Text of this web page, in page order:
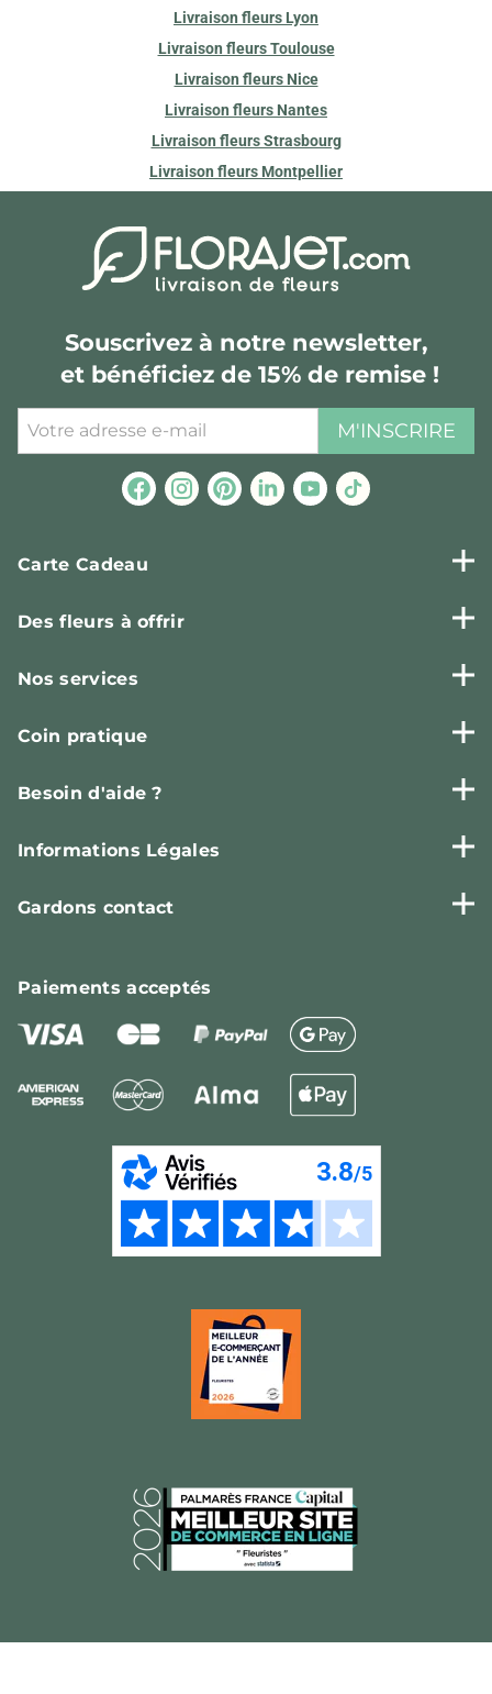
Livraison fleurs Lyon
Livraison fleurs Toulouse
Livraison fleurs Nice
Livraison fleurs Nantes
Livraison fleurs Strasbourg
Livraison fleurs Montpellier
Souscrivez à notre newsletter,
et bénéficiez de 15% de remise !
M'INSCRIRE
Carte Cadeau
Des fleurs à offrir
Nos services
Coin pratique
Besoin d'aide ?
Informations Légales
Gardons contact
Paiementsacceptés